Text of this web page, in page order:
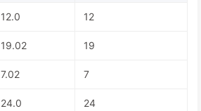
12.0 12
19.02 19
7.02 7
24.0 24